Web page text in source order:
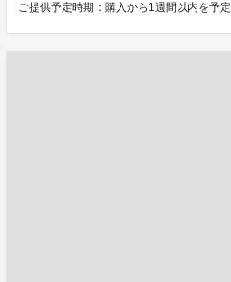
ご提供予定時期：購入から1週間以内を予定